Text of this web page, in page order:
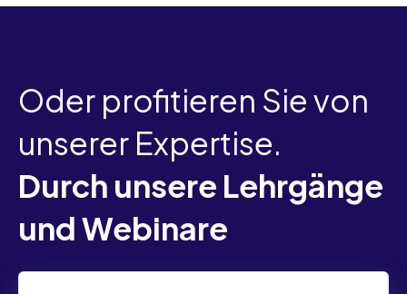
Oder profitieren Sie von
unserer Expertise.
Durch unsere Lehrgänge
und Webinare